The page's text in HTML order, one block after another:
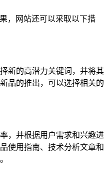
，网站还可以采取以下措
新的高潜力关键词，并将其
品的推出，可以选择相关的
，并根据用户需求和兴趣进
使用指南、技术分析文章和